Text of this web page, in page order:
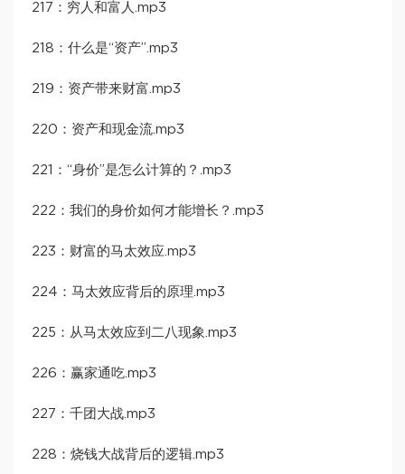
217：穷人和富人.mp3
218：什么是“资产”.mp3
219：资产带来财富.mp3
220：资产和现金流.mp3
221：“身价”是怎么计算的？.mp3
222：我们的身价如何才能增长？.mp3
223：财富的马太效应.mp3
224：马太效应背后的原理.mp3
225：从马太效应到二八现象.mp3
226：赢家通吃.mp3
227：千团大战.mp3
228：烧钱大战背后的逻辑.mp3